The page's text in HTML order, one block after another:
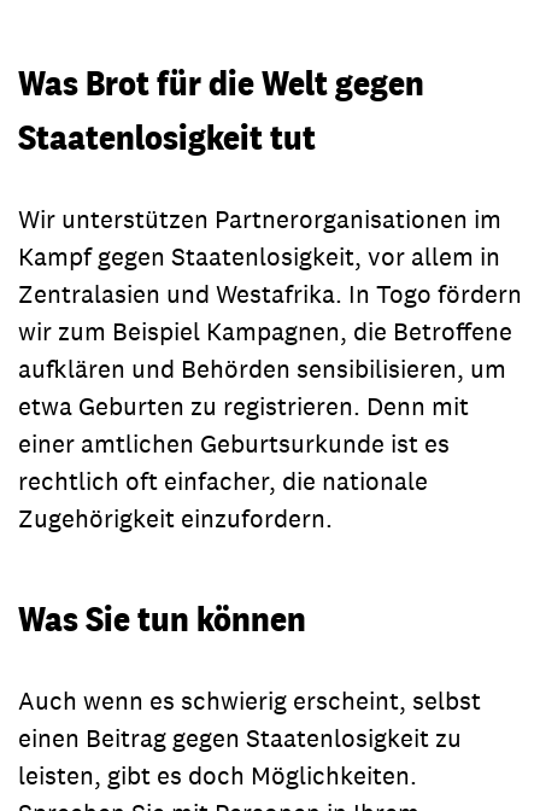
Was Brot für die Welt gegen
Staatenlosigkeit tut
Wir unterstützen Partnerorganisationen im
Kampf gegen Staatenlosigkeit, vor allem in
Zentralasien und Westafrika. In Togo fördern
wir zum Beispiel Kampagnen, die Betroffene
aufklären und Behörden sensibilisieren, um
etwa Geburten zu registrieren. Denn mit
einer amtlichen Geburtsurkunde ist es
rechtlich oft einfacher, die nationale
Zugehörigkeit einzufordern.
Was Sie tun können
Auch wenn es schwierig erscheint, selbst
einen Beitrag gegen Staatenlosigkeit zu
leisten, gibt es doch Möglichkeiten.